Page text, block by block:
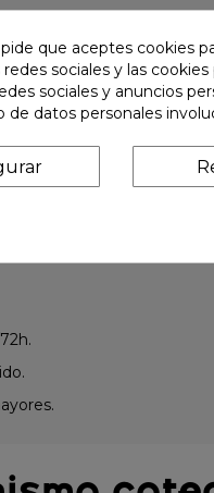
que aceptes cookies
redes sociales y las
sociales y anuncios
de datos personales